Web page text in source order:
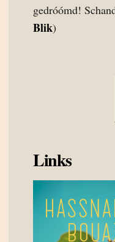
gedróómd!
Blik)
Links